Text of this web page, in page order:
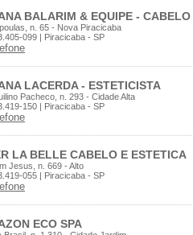
BALARIM & EQUIPE -
n. 65 - Nova Piracicaba
099 | Piracicaba - SP
LACERDA - ESTETICISTA
Pacheco, n. 293 - Cidade Alta
150 | Piracicaba - SP
LA BELLE CABELO E ESTETICA
Jesus, n. 669 - Alto
055 | Piracicaba - SP
ECO SPA